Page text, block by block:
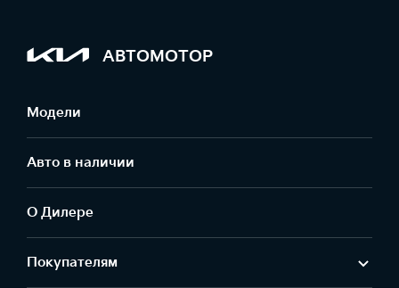
АВТОМОТОР
Модели
Авто в наличии
О Дилере
Покупателям